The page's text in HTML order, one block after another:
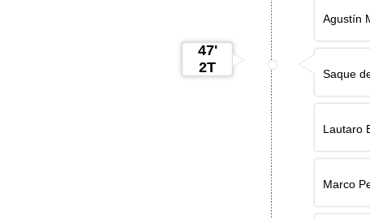
Agustín
47'
2T
Saque
Lautaro
Marco